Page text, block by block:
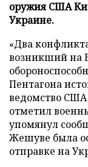
оружия США
Украине.
«Два
возникший на
Пентагона
ведомство США
отметил
упомянул
Жешуве была
отправке на